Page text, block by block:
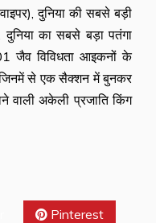
दुनिया की सबसे बड़ी
दुनिया का सबसे बड़ा पतंगा
जैव विविधता आइकनों के
से एक सैक्शन में बुनकर
वाली अकेली प्रजाति किंग
Pinterest